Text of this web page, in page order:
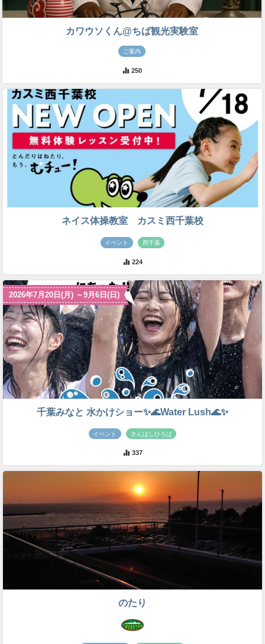
カワウソくん@ちば観光実験室
ご案内
250
ネイス体操教室 カスミ西千葉校
イベント 西千葉
224
2026年7月20日(月) ～9月6日(日)
千葉みなと 水かけショー✨🌊Water Lush🌊✨
イベント さんばしひろば
337
のたり